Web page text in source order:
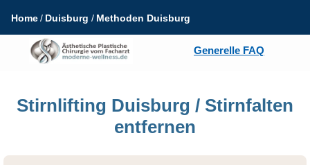
Generelle FAQ
Home Duisburg Methoden Duisburg
Stirnlifting Duisburg / Stirnfalten
entfernen